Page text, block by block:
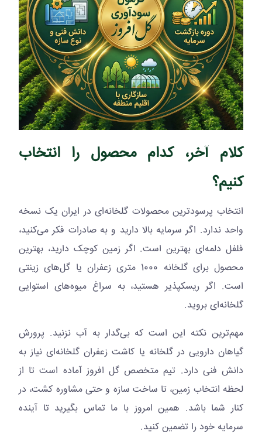
کلام آخر، کدام محصول را انتخاب
کنیم؟
انتخاب پرسودترین محصولات گلخانه‌ای در ایران یک نسخه
واحد ندارد. اگر سرمایه بالا دارید و به صادرات فکر می‌کنید،
فلفل دلمه‌ای بهترین است. اگر زمین کوچک دارید، بهترین
محصول برای گلخانه 1000 متری زعفران یا گل‌های زینتی
است. اگر ریسکپذیر هستید، به سراغ میوه‌های استوایی
گلخانه‌ای بروید.
مهم‌ترین نکته این است که بی‌گدار به آب نزنید. پرورش
گیاهان دارویی در گلخانه یا کاشت زعفران گلخانه‌ای نیاز به
دانش فنی دارد. تیم متخصص گل افروز آماده است تا از
لحظه انتخاب زمین، تا ساخت سازه و حتی مشاوره کشت، در
کنار شما باشد. همین امروز با ما تماس بگیرید تا آینده
سرمایه خود را تضمین کنید.